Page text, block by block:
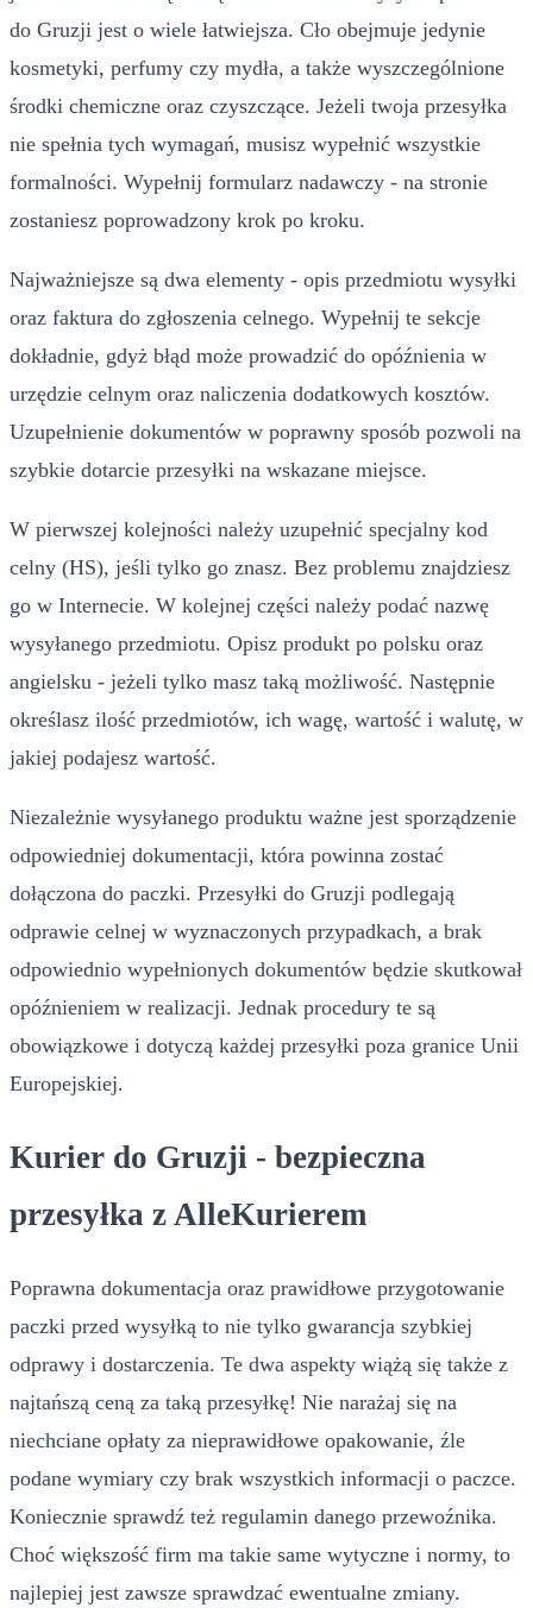
do Gruzji jest o wiele łatwiejsza. Cło obejmuje jedynie
kosmetyki, perfumy czy mydła, a także wyszczególnione
środki chemiczne oraz czyszczące. Jeżeli twoja przesyłka
nie spełnia tych wymagań, musisz wypełnić wszystkie
formalności. Wypełnij formularz nadawczy - na stronie
zostaniesz poprowadzony krok po kroku.
Najważniejsze są dwa elementy - opis przedmiotu wysyłki
oraz faktura do zgłoszenia celnego. Wypełnij te sekcje
dokładnie, gdyż błąd może prowadzić do opóźnienia w
urzędzie celnym oraz naliczenia dodatkowych kosztów.
Uzupełnienie dokumentów w poprawny sposób pozwoli na
szybkie dotarcie przesyłki na wskazane miejsce.
W pierwszej kolejności należy uzupełnić specjalny kod
celny (HS), jeśli tylko go znasz. Bez problemu znajdziesz
go w Internecie. W kolejnej części należy podać nazwę
wysyłanego przedmiotu. Opisz produkt po polsku oraz
angielsku - jeżeli tylko masz taką możliwość. Następnie
określasz ilość przedmiotów, ich wagę, wartość i walutę, w
jakiej podajesz wartość.
Niezależnie wysyłanego produktu ważne jest sporządzenie
odpowiedniej dokumentacji, która powinna zostać
dołączona do paczki. Przesyłki do Gruzji podlegają
odprawie celnej w wyznaczonych przypadkach, a brak
odpowiednio wypełnionych dokumentów będzie skutkował
opóźnieniem w realizacji. Jednak procedury te są
obowiązkowe i dotyczą każdej przesyłki poza granice Unii
Europejskiej.
Kurier do Gruzji - bezpieczna
przesyłka z AlleKurierem
Poprawna dokumentacja oraz prawidłowe przygotowanie
paczki przed wysyłką to nie tylko gwarancja szybkiej
odprawy i dostarczenia. Te dwa aspekty wiążą się także z
najtańszą ceną za taką przesyłkę! Nie narażaj się na
niechciane opłaty za nieprawidłowe opakowanie, źle
podane wymiary czy brak wszystkich informacji o paczce.
Koniecznie sprawdź też regulamin danego przewoźnika.
Choć większość firm ma takie same wytyczne i normy, to
najlepiej jest zawsze sprawdzać ewentualne zmiany.